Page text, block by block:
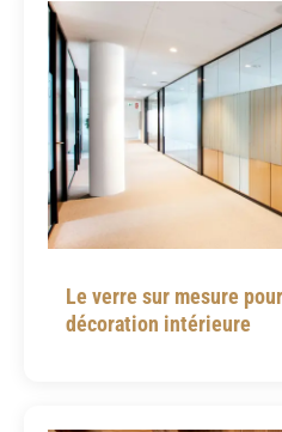
Le verre sur mesure
décoration intérieure